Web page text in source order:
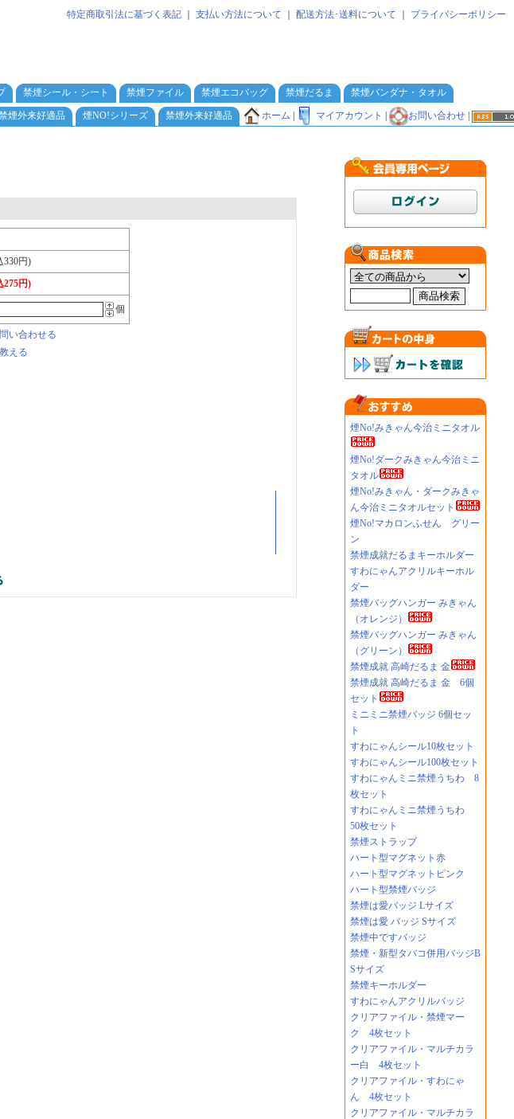
特定商取引法に基づく表記 支払い方法について 配送方法･送料について プライバシーポリシー
禁煙シール・シート 禁煙ファイル 禁煙エコバッグ 禁煙だるま 禁煙バンダナ・タオル
煙外来好適品 煙NO!シリーズ 禁煙外来好適品 ホーム | マイアカウント | お問い合わせ |
330円)
275円)
個
い合わせる
える
煙No!みきゃん今治ミニタオル
煙No!ダークみきゃん今治ミニ
タオル
煙No!みきゃん・ダークみきゃ
ん今治ミニタオルセット
煙No!マカロンふせん グリー
ン
禁煙成就だるまキーホルダー
すわにゃんアクリルキーホル
ダー
禁煙バッグハンガー みきゃん
（オレンジ）
禁煙バッグハンガー みきゃん
（グリーン）
禁煙成就 高崎だるま 金
禁煙成就 高崎だるま 金 6個
セット
ミニミニ禁煙バッジ 6個セッ
ト
すわにゃんシール10枚セット
すわにゃんシール100枚セット
すわにゃんミニ禁煙うちわ 8
枚セット
すわにゃんミニ禁煙うちわ
50枚セット
禁煙ストラップ
ハート型マグネット赤
ハート型マグネットピンク
ハート型禁煙バッジ
禁煙は愛バッジ Lサイズ
禁煙は愛 バッジ Sサイズ
禁煙中ですバッジ
禁煙・新型タバコ併用バッジB
Sサイズ
禁煙キーホルダー
すわにゃんアクリルバッジ
クリアファイル・禁煙マー
ク 4枚セット
クリアファイル・マルチカラ
ー白 4枚セット
クリアファイル・すわにゃ
ん 4枚セット
クリアファイル・マルチカラ